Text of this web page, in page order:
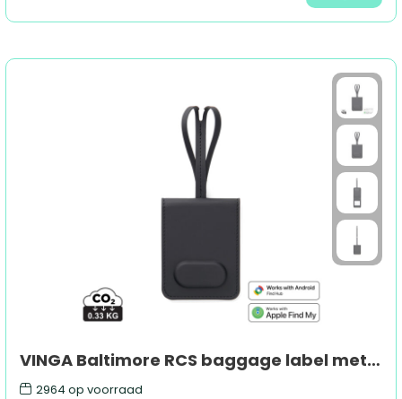
VINGA Baltimore RCS baggage label met dual finder
2964 op voorraad